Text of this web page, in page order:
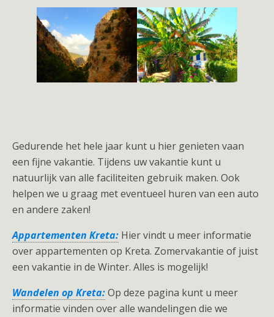
Gedurende het hele jaar kunt u hier genieten vaan
een fijne vakantie. Tijdens uw vakantie kunt u
natuurlijk van alle faciliteiten gebruik maken. Ook
helpen we u graag met eventueel huren van een auto
en andere zaken!
Appartementen Kreta: Hier vindt u meer informatie
over appartementen op Kreta. Zomervakantie of juist
een vakantie in de Winter. Alles is mogelijk!
Wandelen op Kreta:Op deze pagina kunt u meer
informatie vinden over alle wandelingen die we